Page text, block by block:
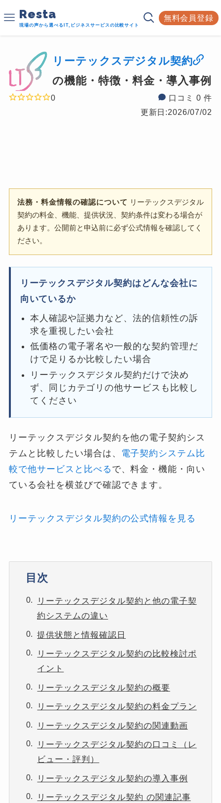
Resta
現場の声から選べるIT,ビジネスサービスの比較サイト
無料会員登録
リーテックスデジタル契約
の機能・特徴・料金・導入事例
0
口コミ 0 件
更新日:2026/07/02
法務・料金情報の確認について リーテックスデジタル
契約の料金、機能、提供状況、契約条件は変わる場合が
あります。公開前と申込前に必ず公式情報を確認してく
ださい。
リーテックスデジタル契約はどんな会社に
向いているか
本人確認や証拠力など、法的信頼性の訴
求を重視したい会社
低価格の電子署名や一般的な契約管理だ
けで足りるか比較したい場合
リーテックスデジタル契約だけで決め
ず、同じカテゴリの他サービスも比較し
てください
リーテックスデジタル契約を他の電子契約シス
テムと比較したい場合は、 電子契約システム比
較で他サービスと比べる で、料金・機能・向い
ている会社を横並びで確認できます。
リーテックスデジタル契約の公式情報を見る
目次
リーテックスデジタル契約と他の電子契
約システムの違い
提供状態と情報確認日
リーテックスデジタル契約の比較検討ポ
イント
リーテックスデジタル契約の概要
リーテックスデジタル契約の料金プラン
リーテックスデジタル契約の関連動画
リーテックスデジタル契約の口コミ（レ
ビュー・評判）
リーテックスデジタル契約の導入事例
リーテックスデジタル契約 の関連記事